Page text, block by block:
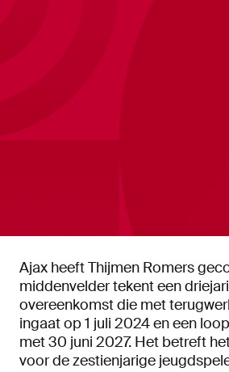
Ajax heeft Thijmen Romers
middenvelder tekent een
overeenkomst die met
ingaat op 1 juli 2024 en een
met 30 juni 2027. Het betreft
voor de zestienjarige